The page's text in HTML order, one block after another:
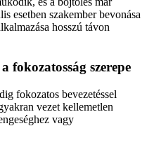
esetben szakember bevonása
hosszú távon
fokozatosság szerepe
fokozatos bevezetéssel
vezet kellemetlen
vagy